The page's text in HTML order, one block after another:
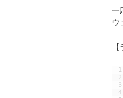
一
ウ
1
2
3
4